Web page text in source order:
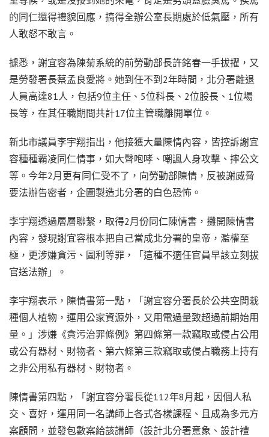
的同仁還得禮貌回應，搞得全辦公室長期處於低氣壓，所有
人敢怒不敢言。
據悉，謝宜容為陳菊系統的前勞動部長許銘春一手拔擢，又
是勞發署長蔡孟良愛將。她到任不到2年時間，北分署離退
人員高達81人，包括9位主任、5位科長、2位股長、1位場
長等，在其任職期間共計17位主管職離開單位。
新北市議員李宇翔指出，他接獲大量陳情內容，皆控訴謝宜
容種種霸凌同仁情事，如大聲咆哮、嘲諷人身攻擊、摔公文
等。今年2月更有同仁受不了，向勞動部陳情，反被謝威脅
要法辦告密者，企圖製造北分署的白色恐怖。
李宇翔透過層層聯繫，取得2月份同仁陳情書，攤開陳情書
內容，發現謝宜容根本把自己當成北分署的皇帝，濫權至
極，更涉嫌貪污、圖利等罪，「這種不適任官員早該立刻拔
官送法辦」。
李宇翔表示，陳情書第一點，「謝宜容分署長於公共空間栽
種個人植物，運用公家資源外，又用電過量致超過前期始用
量。」涉嫌《貪污治罪條例》第四條第一款竊取或侵占公用
或公有器材、財物者、第六條第三款竊取或侵占職務上持有
之非公用私有器材、財物者。
陳情書第四點，「謝宜容分署長從112年8月起，因個人私
交、喜好，運用同一名講師上各式各樣課程、且成為多元方
案顧問，並發包數案給該講師（設計北分署意象、設計禮